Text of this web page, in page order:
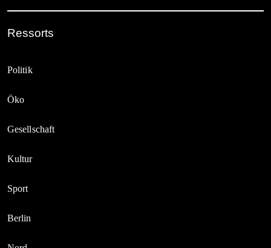
Ressorts
Politik
Öko
Gesellschaft
Kultur
Sport
Berlin